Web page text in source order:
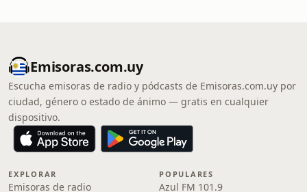
Emisoras.com.uy
Escucha emisoras de radio y pódcasts de Emisoras.com.uy por
ciudad, género o estado de ánimo — gratis en cualquier
dispositivo.
EXPLORAR
Emisoras de radio
POPULARES
Azul FM 101.9